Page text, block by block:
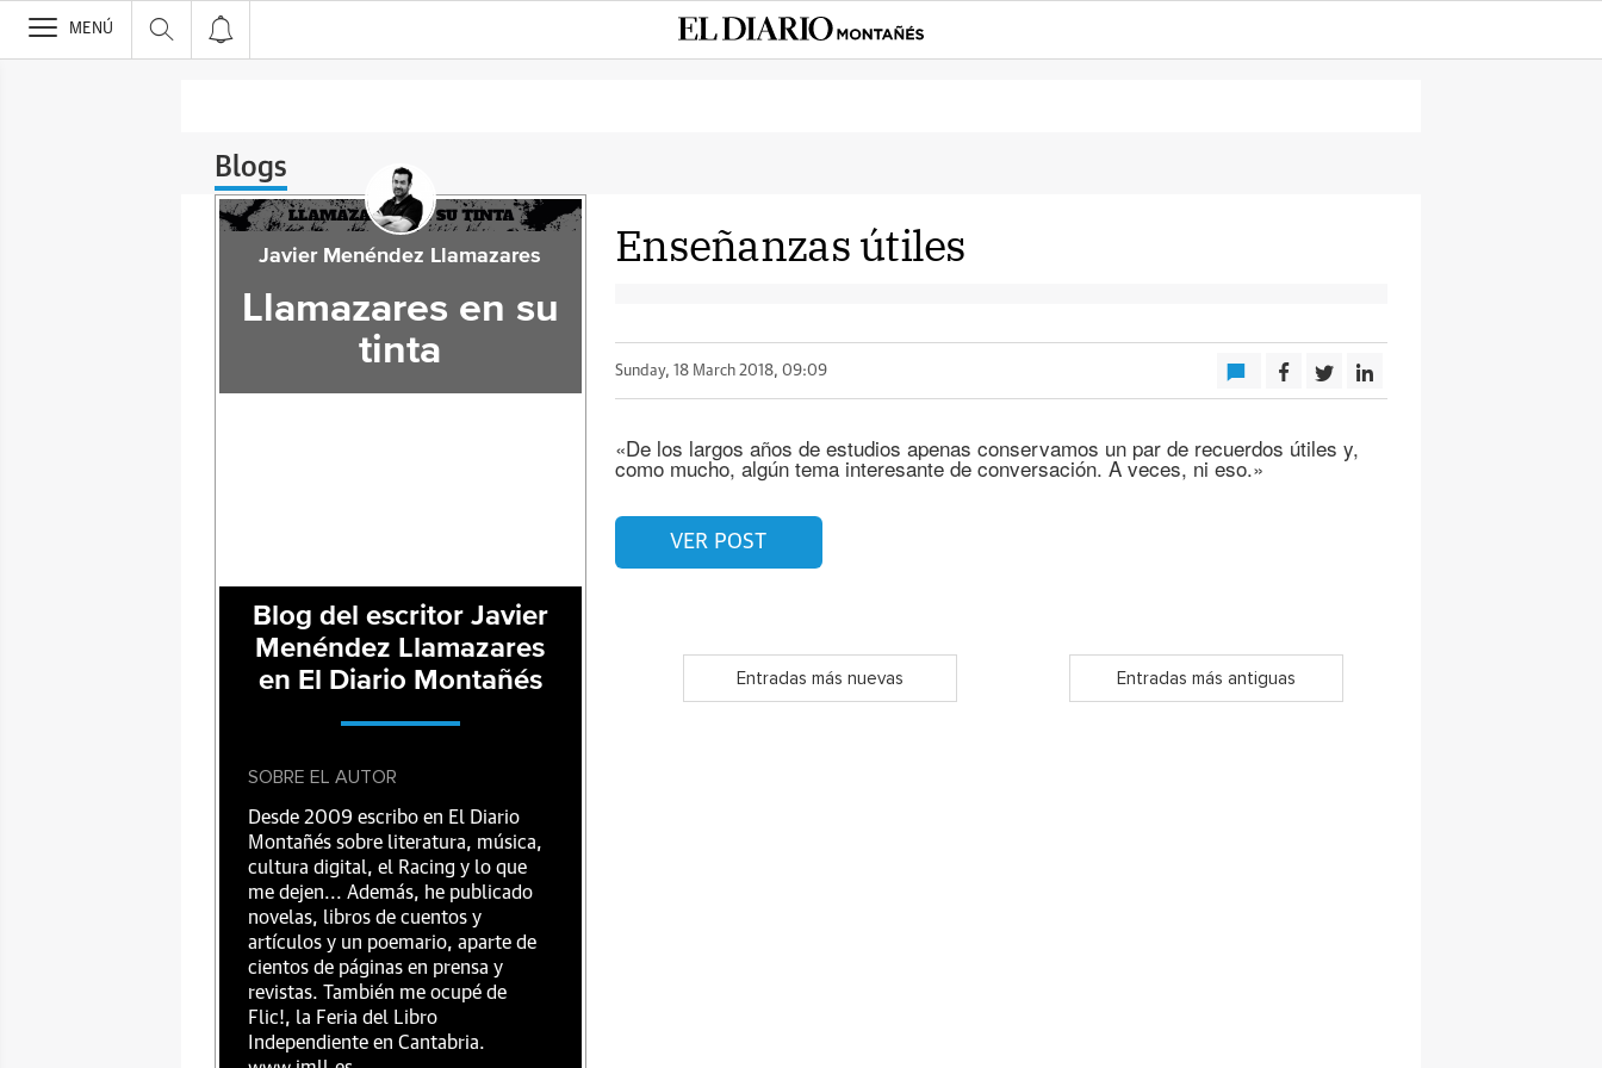
>
MENÚ
Blogs
Enseñanzas útiles
Sunday, 18 March 2018, 09:09
«De los largos años de estudios apenas conservamos un par de recuerdos útiles y,
como mucho, algún tema interesante de conversación. A veces, ni eso.»
VER POST
Entradas más nuevas Entradas más antiguas
Javier Menéndez Llamazares
Llamazares en su
tinta
Blog del escritor Javier
Menéndez Llamazares
en El Diario Montañés
SOBRE EL AUTOR
Desde 2009 escribo en El Diario
Montañés sobre literatura, música,
cultura digital, el Racing y lo que
me dejen... Además, he publicado
novelas, libros de cuentos y
artículos y un poemario, aparte de
cientos de páginas en prensa y
revistas. También me ocupé de
Flic!, la Feria del Libro
Independiente en Cantabria.